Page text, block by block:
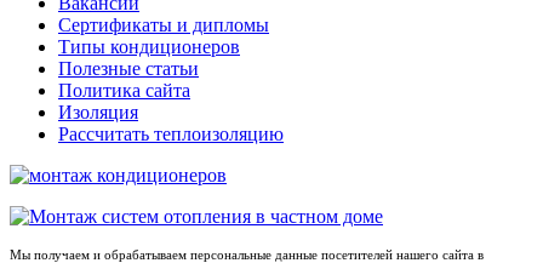
Сертификаты и дипломы
Типы кондиционеров
Полезные статьи
Политика сайта
Изоляция
Рассчитать теплоизоляцию
Мы получаем и обрабатываем персональные данные посетителей нашего сайта в